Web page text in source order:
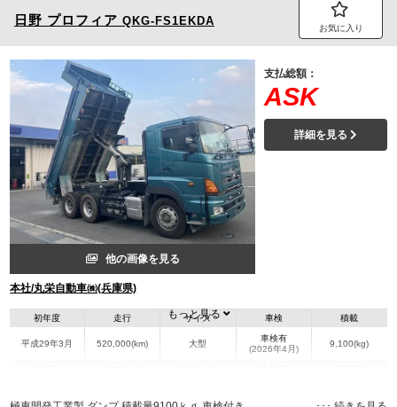
日野 プロフィア QKG-FS1EKDA
お気に入り
他の画像を見る
本社/丸栄自動車㈱(兵庫県)
支払総額：
ASK
詳細を見る
初年度
平成29年3月
走行
520,000(km)
サイズ
大型
車検
車検有
(2026年4月)
積載
9,100(kg)
兵庫県 -
W:249
－
もっと見る